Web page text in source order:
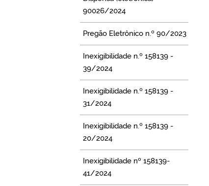
90026/2024
Pregão Eletrônico n.º 90/2023
Inexigibilidade n.º 158139 -
39/2024
Inexigibilidade n.º 158139 -
31/2024
Inexigibilidade n.º 158139 -
20/2024
Inexigibilidade nº 158139-
41/2024